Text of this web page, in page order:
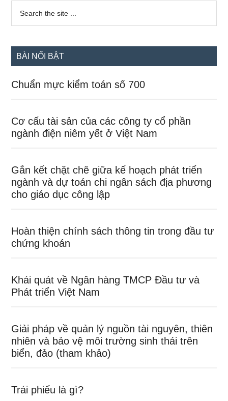
Sidebar
chính
...
BÀI NỔI BẬT
Chuẩn mực kiểm toán số 700
Cơ cấu tài sản của các công ty cổ phần
ngành điện niêm yết ở Việt Nam
Gắn kết chặt chẽ giữa kế hoạch phát triển
ngành và dự toán chi ngân sách địa phương
cho giáo dục công lập
Hoàn thiện chính sách thông tin trong đầu tư
chứng khoán
Khái quát về Ngân hàng TMCP Đầu tư và
Phát triển Việt Nam
Giải pháp về quản lý nguồn tài nguyên, thiên
nhiên và bảo vệ môi trường sinh thái trên
biển, đảo (tham khảo)
Trái phiếu là gì?